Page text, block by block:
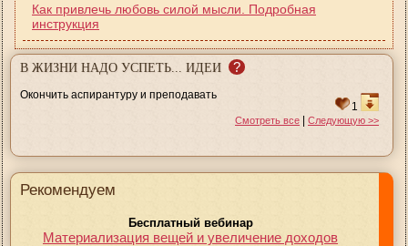
Как привлечь любовь силой мысли. Подробная
инструкция
В ЖИЗНИ НАДО УСПЕТЬ... ИДЕИ ?
Окончить аспирантуру и преподавать
1
Смотреть все | Следующую >>
Рекомендуем
Бесплатный вебинар
Материализация вещей и увеличение доходов